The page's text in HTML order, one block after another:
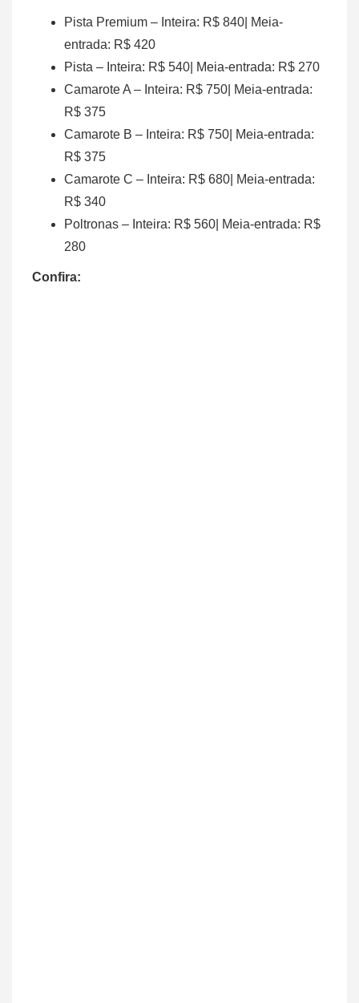
Pista Premium – Inteira: R$ 840| Meia-
entrada: R$ 420
Pista – Inteira: R$ 540| Meia-entrada: R$ 270
Camarote A – Inteira: R$ 750| Meia-entrada:
R$ 375
Camarote B – Inteira: R$ 750| Meia-entrada:
R$ 375
Camarote C – Inteira: R$ 680| Meia-entrada:
R$ 340
Poltronas – Inteira: R$ 560| Meia-entrada: R$
280
Confira: